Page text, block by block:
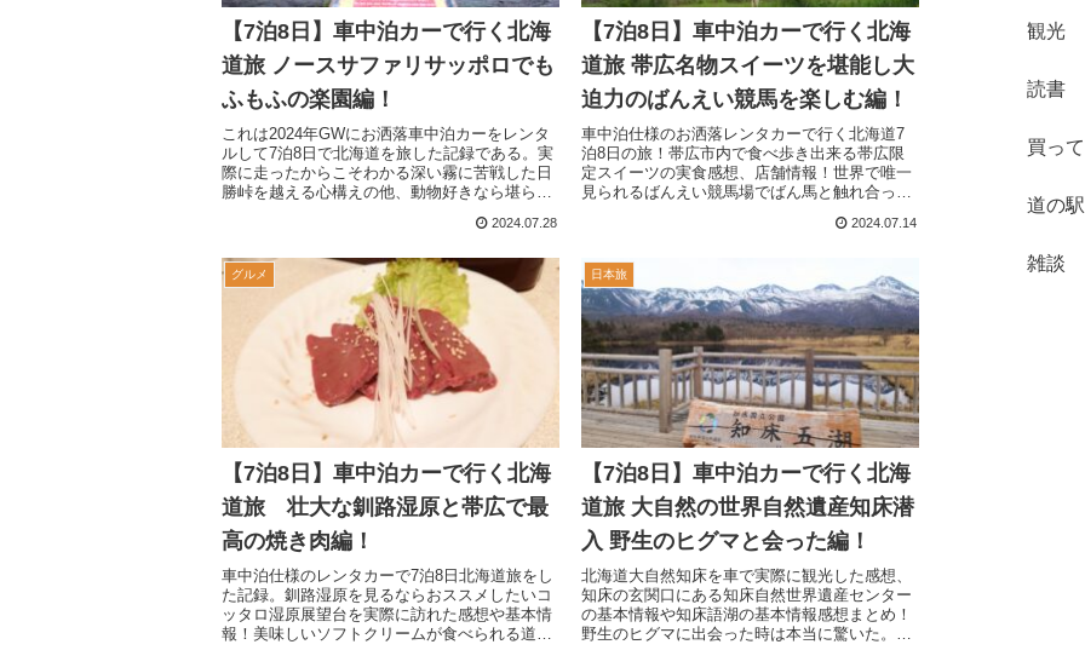
【7泊8日】車中泊カーで行く北海
道旅 ノースサファリサッポロでも
ふもふの楽園編！
これは2024年GWにお洒落車中泊カーをレンタ
ルして7泊8日で北海道を旅した記録である。実
際に走ったからこそわかる深い霧に苦戦した日
勝峠を越える心構えの他、動物好きなら堪らな
2024.07.28
【7泊8日】車中泊カーで行く北海
道旅 帯広名物スイーツを堪能し大
迫力のばんえい競馬を楽しむ編！
車中泊仕様のお洒落レンタカーで行く北海道7
泊8日の旅！帯広市内で食べ歩き出来る帯広限
定スイーツの実食感想、店舗情報！世界で唯一
見られるばんえい競馬場でばん馬と触れ合った
市内で入れる日帰り温泉も最高だった。2024.07.14
グルメ
【7泊8日】車中泊カーで行く北海
道旅 壮大な釧路湿原と帯広で最
高の焼き肉編！
車中泊仕様のレンタカーで7泊8日北海道旅をし
た記録。釧路湿原を見るならおススメしたいコ
ッタロ湿原展望台を実際に訪れた感想や基本情
報！美味しいソフトクリームが食べられる道の
日本旅
【7泊8日】車中泊カーで行く北海
道旅 大自然の世界自然遺産知床潜
入 野生のヒグマと会った編！
北海道大自然知床を車で実際に観光した感想、
知床の玄関口にある知床自然世界遺産センター
の基本情報や知床語湖の基本情報感想まとめ！
野生のヒグマに出会った時は本当に驚いた。と
観光
読書
買っ
道の駅
雑談